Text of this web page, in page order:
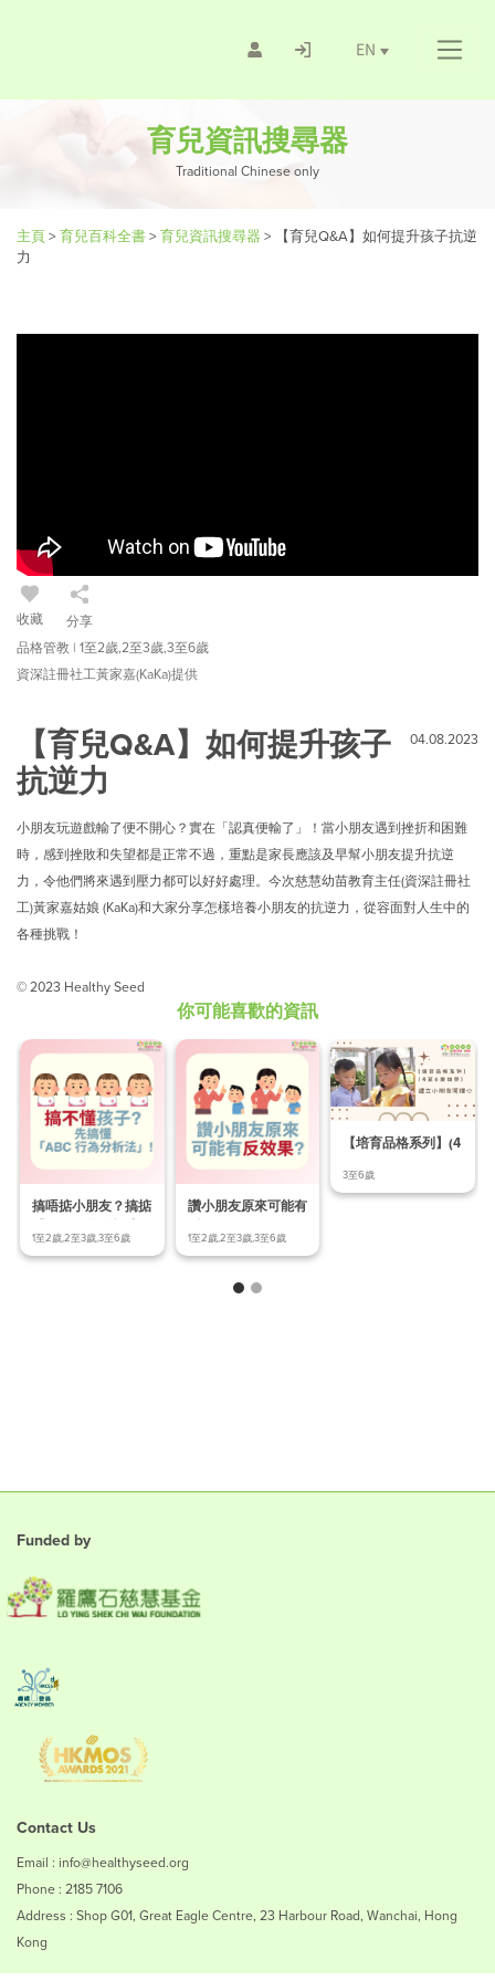
EN
育兒資訊搜尋器
Traditional Chinese only
主頁> 育兒百科全書> 育兒資訊搜尋器 >
【育兒Q&A】如何提升孩子抗逆
力
收藏
分享
品格管教 | 1至2歲,2至3歲,3至6歲
資深註冊社工黃家嘉(KaKa)提供
【育兒Q&A】如何提升孩子
抗逆力
04.08.2023
小朋友玩遊戲輸了便不開心？實在「認真便輸了」！當小朋友遇到挫折和困難
時，感到挫敗和失望都是正常不過，重點是家長應該及早幫小朋友提升抗逆
力，令他們將來遇到壓力都可以好好處理。今次慈慧幼苗教育主任(資深註冊社
工)黃家嘉姑娘 (KaKa)和大家分享怎樣培養小朋友的抗逆力，從容面對人生中的
各種挑戰！
© 2023 Healthy Seed
你可能喜歡的資訊
搞唔掂小朋友？搞掂
「ABC行為分析法」
先
1至2歲,2至3歲,3至6歲
讚小朋友原來可能有
反效果？
1至2歲,2至3歲,3至6歲
【培育品格系列】(4
3至6歲
Funded by
Contact Us
Email : info@healthyseed.org
Phone : 2185 7106
Address : Shop G01, Great Eagle Centre, 23 Harbour Road, Wanchai, Hong
Kong